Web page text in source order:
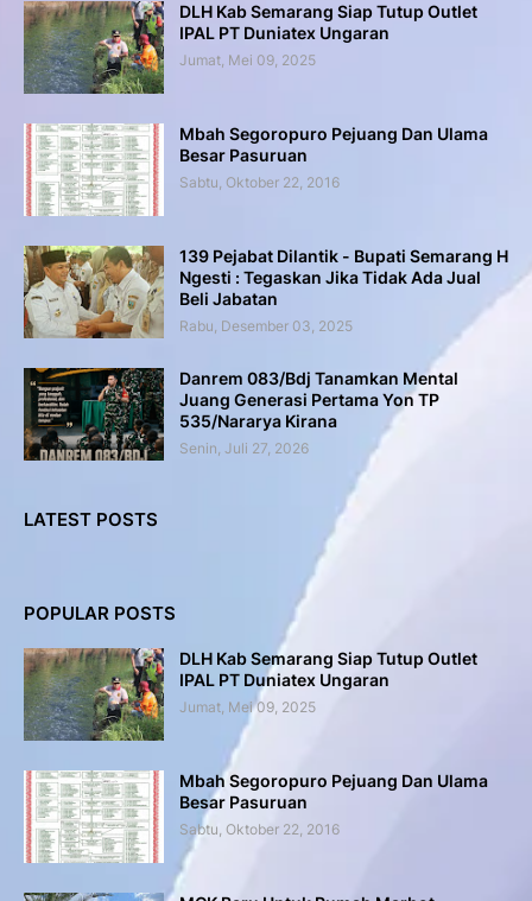
DLH Kab Semarang Siap Tutup Outlet
IPAL PT Duniatex Ungaran
Jumat, Mei 09, 2025
Mbah Segoropuro Pejuang Dan Ulama
Besar Pasuruan
Sabtu, Oktober 22, 2016
139 Pejabat Dilantik - Bupati Semarang H
Ngesti : Tegaskan Jika Tidak Ada Jual
Beli Jabatan
Rabu, Desember 03, 2025
Danrem 083/Bdj Tanamkan Mental
Juang Generasi Pertama Yon TP
535/Nararya Kirana
Senin, Juli 27, 2026
LATEST POSTS
POPULAR POSTS
DLH Kab Semarang Siap Tutup Outlet
IPAL PT Duniatex Ungaran
Jumat, Mei 09, 2025
Mbah Segoropuro Pejuang Dan Ulama
Besar Pasuruan
Sabtu, Oktober 22, 2016